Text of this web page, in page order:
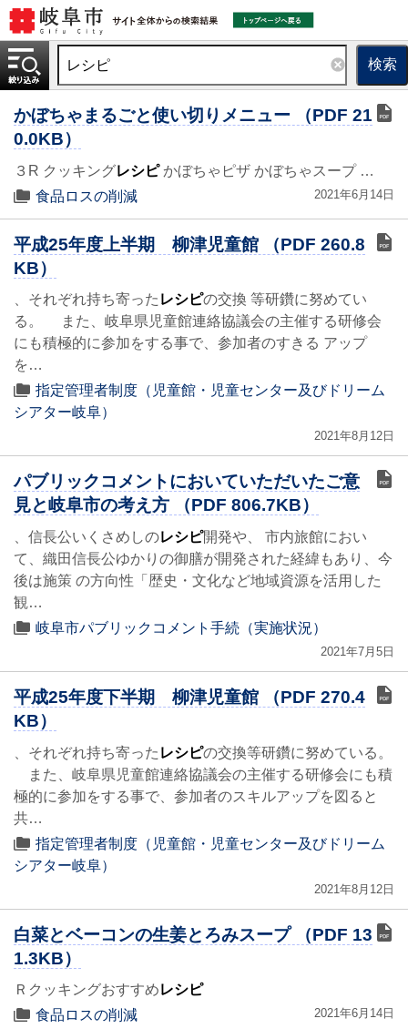
検索
かぼちゃまるごと使い切りメニュー （PDF 21
0.0KB）
３R クッキングレシピかぼちゃピザ かぼちゃスープ …
食品ロスの削減
2021年6月14日
平成25年度上半期 柳津児童館 （PDF 260.8
KB）
、それぞれ持ち寄った レシピの交換 等研鑽に努めてい
る。 また、岐阜県児童館連絡協議会の主催する研修会
にも積極的に参加をする事で、参加者のすきる アップ
を…
指定管理者制度（児童館・児童センター及びドリーム
シアター岐阜）
2021年8月12日
パブリックコメントにおいていただいたご意
見と岐阜市の考え方 （PDF 806.7KB）
、信長公いくさめしのレシピ開発や、 市内旅館におい
て、織田信長公ゆかりの御膳が開発された経緯もあり、今
後は施策 の方向性「歴史・文化など地域資源を活用した
観…
岐阜市パブリックコメント手続（実施状況）
2021年7月5日
平成25年度下半期 柳津児童館 （PDF 270.4
KB）
、それぞれ持ち寄った レシピの交換等研鑽に努めている。
また、岐阜県児童館連絡協議会の主催する研修会にも積
極的に参加をする事で、参加者のスキルアップを図ると
共…
指定管理者制度（児童館・児童センター及びドリーム
シアター岐阜）
2021年8月12日
白菜とベーコンの生姜とろみスープ （PDF 13
1.3KB）
Ｒクッキングおすすめレシピ
食品ロスの削減
2021年6月14日